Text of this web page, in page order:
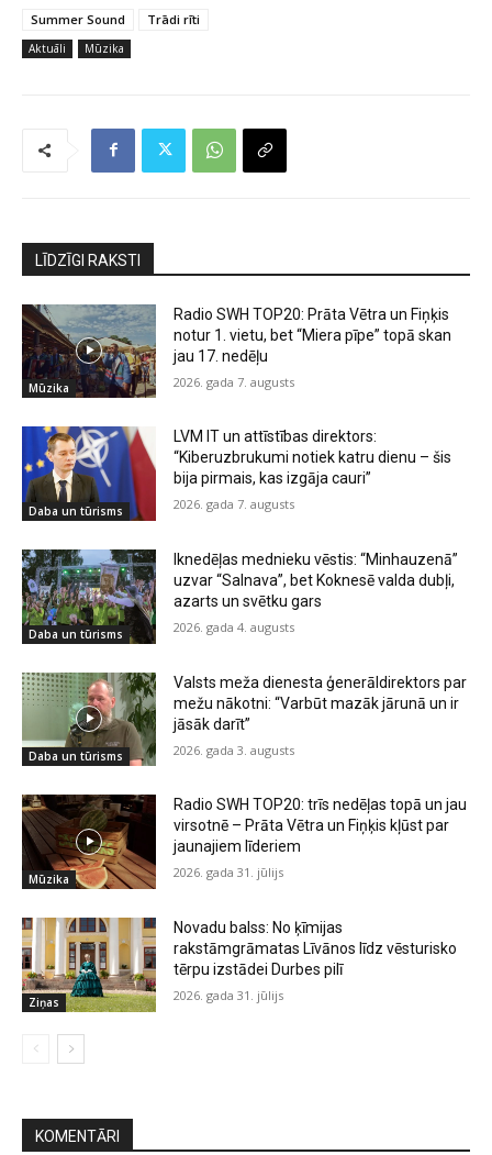
Summer Sound
Trādi rīti
Aktuāli Mūzika
LĪDZĪGI RAKSTI
Mūzika
Radio SWH TOP20: Prāta Vētra un Fiņķis
notur 1. vietu, bet “Miera pīpe” topā skan
jau 17. nedēļu
2026. gada 7. augusts
Daba un tūrisms
LVM IT un attīstības direktors:
“Kiberuzbrukumi notiek katru dienu – šis
bija pirmais, kas izgāja cauri”
2026. gada 7. augusts
Daba un tūrisms
Iknedēļas mednieku vēstis: “Minhauzenā”
uzvar “Salnava”, bet Koknesē valda dubļi,
azarts un svētku gars
2026. gada 4. augusts
Daba un tūrisms
Valsts meža dienesta ģenerāldirektors par
mežu nākotni: “Varbūt mazāk jārunā un ir
jāsāk darīt”
2026. gada 3. augusts
Mūzika
Radio SWH TOP20: trīs nedēļas topā un jau
virsotnē – Prāta Vētra un Fiņķis kļūst par
jaunajiem līderiem
2026. gada 31. jūlijs
Ziņas
Novadu balss: No ķīmijas
rakstāmgrāmatas Līvānos līdz vēsturisko
tērpu izstādei Durbes pilī
2026. gada 31. jūlijs
KOMENTĀRI